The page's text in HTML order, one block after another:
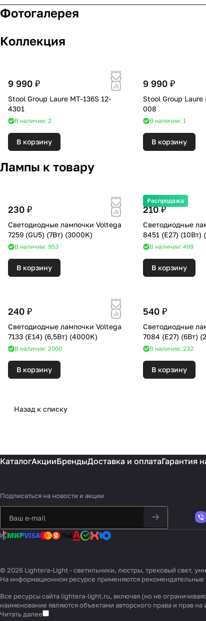
Фотогалерея
Коллекция
9 990 ₽
Stool Group Laure MT-136S 12-
4301
В наличии: 2
В корзину
9 990 ₽
Stool Group Laure
008
В наличии: 1
В корзину
Лампы к товару
230 ₽
Светодиодные лампочки Voltega
7259 (GU5) (7Вт) (3000K)
В наличии: 953
В корзину
Распродажа
210 ₽
Светодиодные
В наличии: 499
В корзину
240 ₽
Светодиодные лампочки Voltega
7133 (E14) (6,5Вт) (4000K)
В наличии: 2000
В корзину
540 ₽
Светодиодные
В наличии: 232
В корзину
Назад к списку
КаталогАкцииБрендыДоставка и оплатаГарантия
Подписаться на новости и акции
© 2026 Lightera-Light - светильники, люстры, трековый свет,
На информационном ресурсе применяются рекомендательные
Все ресурсы сайта lightera-light.ru, включая (но не
наименование являются объектами авторского права и прав
Читать далее